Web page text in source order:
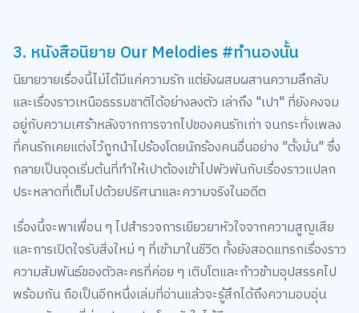
3. หนังสือนิยาย Our Melodies #ทำนองนั้น
นิยายวายเรื่องนี้ไม่ได้มีแค่ความรัก แต่ยังผสมผสานความลึกลับ
และเรื่องราวเหนือธรรมชาติได้อย่างลงตัว เล่าถึง "เปา" ที่ยังคงจม
อยู่กับความเศร้าหลังจากการจากไปของคนรักเก่า จนกระทั่งเพลง
ที่คนรักเคยแต่งไว้ถูกนำไปร้องโดยนักร้องคนอื่นอย่าง "ตั้งมั่น" ซึ่ง
กลายเป็นจุดเริ่มต้นที่ทำให้เปาต้องเข้าไปพัวพันกับเรื่องราวแปลก
ประหลาดที่เต็มไปด้วยปริศนาและความจริงในอดีต
และการเปิดใจรับสิ่งใหม่ ๆ ที่เข้ามาในชีวิต ทั้งยังสอดแทรกเรื่องราว
ความสัมพันธ์ของตัวละครที่ค่อย ๆ เติบโตและก้าวข้ามอุปสรรคไป
พร้อมกัน ถือเป็นอีกหนึ่งเล่มที่อ่านแล้วจะรู้สึกได้ถึงความอบอุ่น
และพลังบวกที่ช่วยปลอบประโลมหัวใจได้ดีสุดๆ